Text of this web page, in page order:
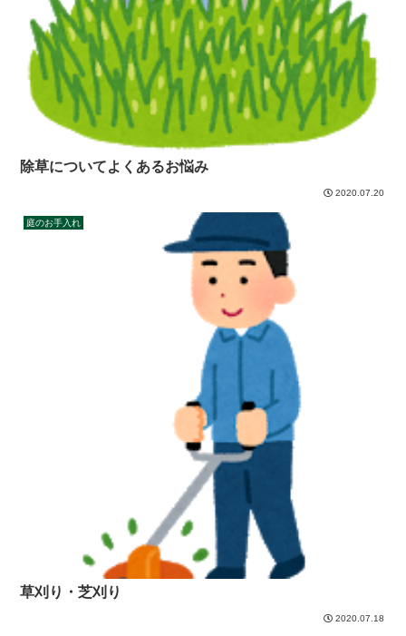
除草についてよくあるお悩み
2020.07.20
庭のお手入れ
草刈り・芝刈り
2020.07.18